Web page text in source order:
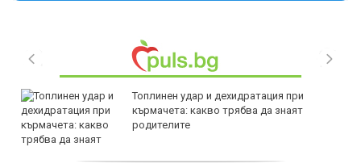
Топлинен удар и дехидратация при
кърмачета: какво трябва да знаят
родителите